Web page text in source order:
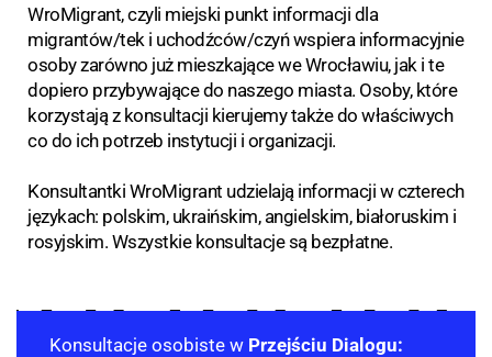
WroMigrant, czyli miejski punkt informacji dla
migrantów/tek i uchodźców/czyń wspiera informacyjnie
osoby zarówno już mieszkające we Wrocławiu, jak i te
dopiero przybywające do naszego miasta. Osoby, które
korzystają z konsultacji kierujemy także do właściwych
co do ich potrzeb instytucji i organizacji.
Konsultantki WroMigrant udzielają informacji w czterech
językach: polskim, ukraińskim, angielskim, białoruskim i
rosyjskim. Wszystkie konsultacje są bezpłatne.
Konsultacje osobiste w Przejściu Dialogu: